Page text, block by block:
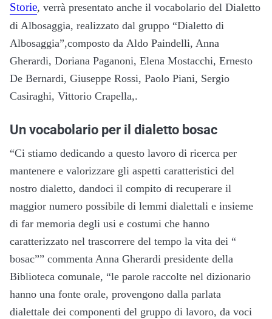
Storie, verrà presentato anche il vocabolario del Dialetto
di Albosaggia, realizzato dal gruppo “Dialetto di
Albosaggia”,composto da Aldo Paindelli, Anna
Gherardi, Doriana Paganoni, Elena Mostacchi, Ernesto
De Bernardi, Giuseppe Rossi, Paolo Piani, Sergio
Casiraghi, Vittorio Crapella,.
Un vocabolario per il dialetto bosac
“Ci stiamo dedicando a questo lavoro di ricerca per
mantenere e valorizzare gli aspetti caratteristici del
nostro dialetto, dandoci il compito di recuperare il
maggior numero possibile di lemmi dialettali e insieme
di far memoria degli usi e costumi che hanno
caratterizzato nel trascorrere del tempo la vita dei “
bosac”” commenta Anna Gherardi presidente della
Biblioteca comunale, “le parole raccolte nel dizionario
hanno una fonte orale, provengono dalla parlata
dialettale dei componenti del gruppo di lavoro, da voci